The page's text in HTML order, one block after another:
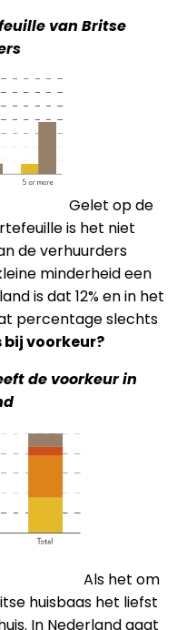
van Britse
Gelet op de
is het niet
de verhuurders
minderheid een
is dat 12% en in het
percentage slechts
voorkeur?
de voorkeur in
Als het om
huisbaas het liefst
In Nederland gaat